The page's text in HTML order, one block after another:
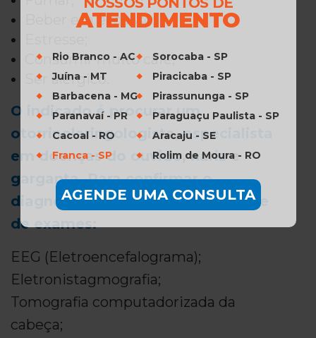
ATENDIMENTO
Rio Branco - AC
Juína - MT
Barbacena - MG
Paranavaí - PR
Cacoal - RO
Franca - SP
Sorocaba - SP
Piracicaba - SP
Pirassununga - SP
Paraguaçu Paulista - SP
Aracaju - SE
Rolim de Moura - RO
AGENDE UMA CONSULTA
Beber em excesso;
Consumir muito café;
Ser alérgico.
O indicado é procurar um
otorrinolaringologista, especialista
em doenças do ouvido, nariz e
garganta. Para confirmar o
diagnóstico é solicitado uma série
de exames:
EEG (Eletroencefalograma);
Eletronistagmografia;
Tomografia computadorizada da
cabeça;